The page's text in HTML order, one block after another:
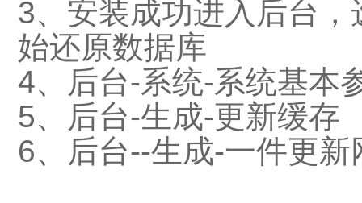
3、安装成功进入后台
始还原数据库
4、后台-系统-系统基本
5、后台-生成-更新缓存
6、后台--生成-一件更